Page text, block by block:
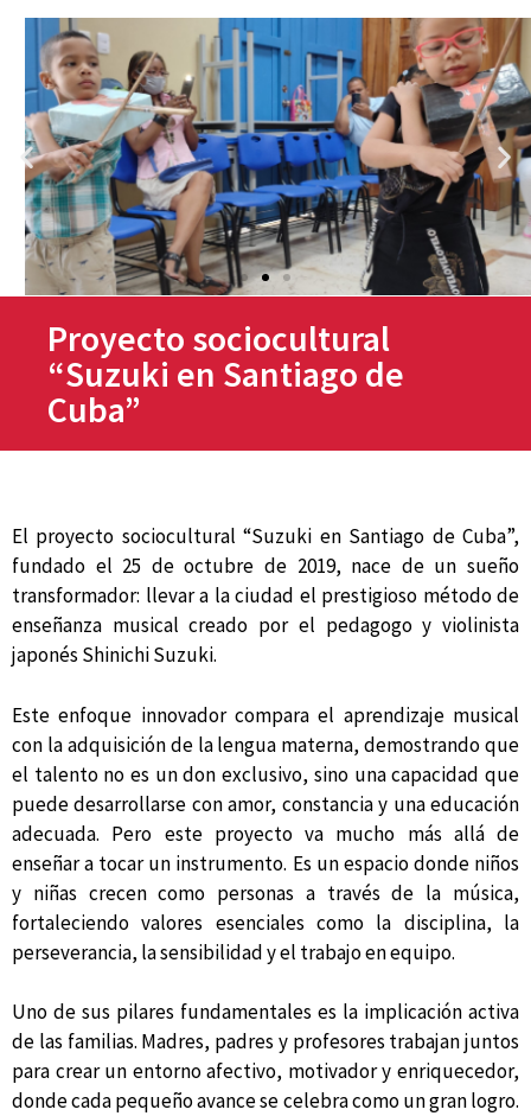
Proyecto sociocultural
“Suzuki en Santiago de
Cuba”
El proyecto sociocultural “Suzuki en Santiago de Cuba”,
fundado el 25 de octubre de 2019, nace de un sueño
transformador: llevar a la ciudad el prestigioso método de
enseñanza musical creado por el pedagogo y violinista
japonés Shinichi Suzuki.
Este enfoque innovador compara el aprendizaje musical
con la adquisición de la lengua materna, demostrando que
el talento no es un don exclusivo, sino una capacidad que
puede desarrollarse con amor, constancia y una educación
adecuada. Pero este proyecto va mucho más allá de
enseñar a tocar un instrumento. Es un espacio donde niños
y niñas crecen como personas a través de la música,
fortaleciendo valores esenciales como la disciplina, la
perseverancia, la sensibilidad y el trabajo en equipo.
Uno de sus pilares fundamentales es la implicación activa
de las familias. Madres, padres y profesores trabajan juntos
para crear un entorno afectivo, motivador y enriquecedor,
donde cada pequeño avance se celebra como un gran logro.